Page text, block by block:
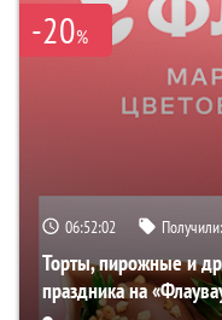
-20%
06:52:01 Получили:
Торты, пирожные и
праздника на